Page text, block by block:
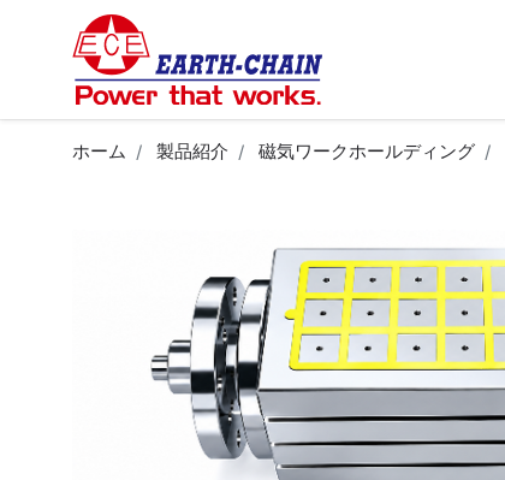
ホーム 製品紹介 磁気ワークホールディング